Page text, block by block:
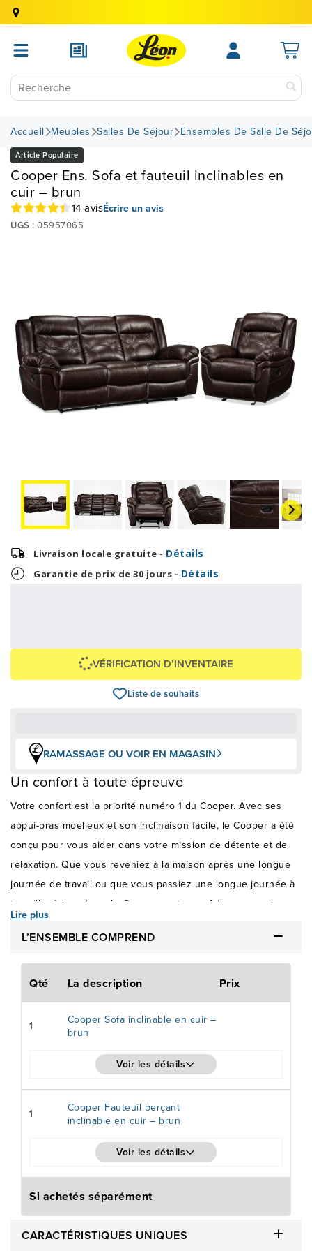
Accueil Meubles Salles De Séjour Ensembles De Salle De
Article Populaire
Cooper Ens. Sofa et fauteuil inclinables en
cuir – brun
14 avisÉcrire un avis
UGS : 05957065
Livraison locale gratuite - Détails
Garantie de prix de 30 jours - Détails
VÉRIFICATION D’INVENTAIRE
Liste de souhaits
RAMASSAGE OU VOIR EN MAGASIN
Un confort à toute épreuve
Votre confort est la priorité numéro 1 du Cooper. Avec ses
appui-bras moelleux et son inclinaison facile, le Cooper a été
conçu pour vous aider dans votre mission de détente et de
relaxation. Que vous reveniez à la maison après une longue
journée de travail ou que vous passiez une longue journée à
travailler à la maison, le Cooper peut vous faire passer du
stress à la détente en quelques secondes.
Lire plus
L’ENSEMBLE COMPREND
Qté La description Prix
1
Cooper Sofa inclinable en cuir –
brun
Voir les détails
1
Cooper Fauteuil berçant
inclinable en cuir – brun
Voir les détails
Si achetés séparément
CARACTÉRISTIQUES UNIQUES